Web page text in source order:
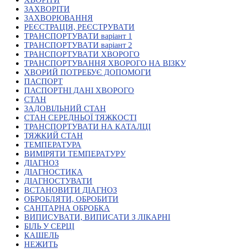
Громадські ради УТОГ ⩺
Всеукраїнська Рада голів обласних
організацій УТОГ
Всеукраїнська Рада ветеранів УТОГ
Всеукраїнська Рада перекладачів жестової
мови УТОГ
Всеукраїнська Рада директорів УТОГ
Молодіжні лідери УТОГ
Ветерани УТОГ
Мережа УТОГ
Підприємства УТОГ
Рекорди УТОГ
Видання УТОГ
Звіти
Посилання сторінок УТОГ
Контакти
Навчальні програми
Дошкільна освіта
Загальна освіта
Для абітурієнтів
Уроки
Українська жестова мова
ЗАХВОРІТИ
ЗАХВОРЮВАННЯ
РЕЄСТРАЦІЯ, РЕЄСТРУВАТИ
ТРАНСПОРТУВАТИ варіант 1
ТРАНСПОРТУВАТИ варіант 2
ТРАНСПОРТУВАТИ ХВОРОГО
ТРАНСПОРТУВАННЯ ХВОРОГО НА ВІЗКУ
ХВОРИЙ ПОТРЕБУЄ ДОПОМОГИ
ПАСПОРТ
ПАСПОРТНІ ДАНІ ХВОРОГО
СТАН
ЗАДОВІЛЬНИЙ СТАН
СТАН СЕРЕДНЬОЇ ТЯЖКОСТІ
ТРАНСПОРТУВАТИ НА КАТАЛЦІ
ТЯЖКИЙ СТАН
ТЕМПЕРАТУРА
ВИМІРЯТИ ТЕМПЕРАТУРУ
ДІАГНОЗ
ДІАГНОСТИКА
ДІАГНОСТУВАТИ
ВСТАНОВИТИ ДІАГНОЗ
ОБРОБЛЯТИ, ОБРОБИТИ
САНІТАРНА ОБРОБКА
ВИПИСУВАТИ, ВИПИСАТИ З ЛІКАРНІ
БІЛЬ У СЕРЦІ
КАШЕЛЬ
НЕЖИТЬ